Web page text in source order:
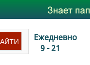
Ежедневно
9 - 21